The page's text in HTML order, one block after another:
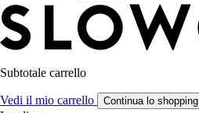
Subtotale carrello
Vedi il mio carrello Continua lo shopping